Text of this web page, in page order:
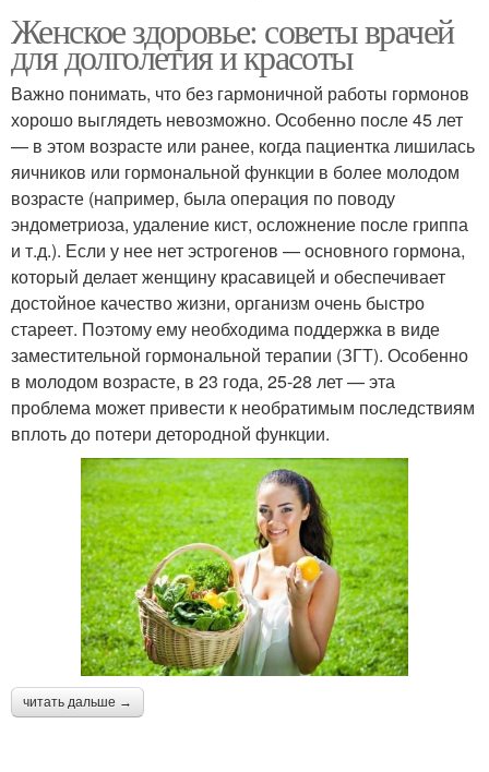
Женское здоровье: советы врачей
для долголетия и красоты
Важно понимать, что без гармоничной работы гормонов
хорошо выглядеть невозможно. Особенно после 45 лет
— в этом возрасте или ранее, когда пациентка лишилась
яичников или гормональной функции в более молодом
возрасте (например, была операция по поводу
эндометриоза, удаление кист, осложнение после гриппа
и т.д.). Если у нее нет эстрогенов — основного гормона,
который делает женщину красавицей и обеспечивает
достойное качество жизни, организм очень быстро
стареет. Поэтому ему необходима поддержка в виде
заместительной гормональной терапии (ЗГТ). Особенно
в молодом возрасте, в 23 года, 25-28 лет — эта
проблема может привести к необратимым последствиям
вплоть до потери детородной функции.
читать дальше →